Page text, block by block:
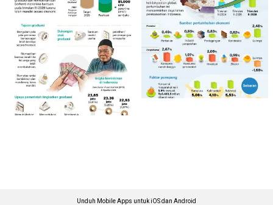
Unduh Mobile Apps untuk iOS dan Android